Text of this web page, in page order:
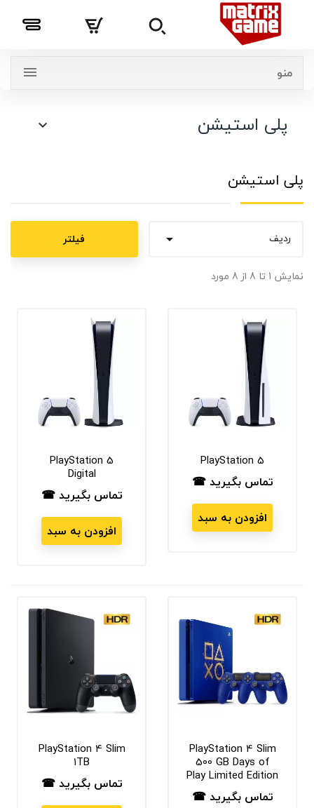
منو
پلی استیشن 
پلی استیشن
ردیف  فیلتر
نمایش 1 تا 8 از 8 مورد
PlayStation 5
قیمت
تماس بگیرید ☎
افزودن به سبد
PlayStation 5
Digital
قیمت
تماس بگیرید ☎
افزودن به سبد
PlayStation 4 Slim
500 GB Days of
Play Limited Edition
قیمت
تماس بگیرید ☎
PlayStation 4 Slim
1TB
قیمت
تماس بگیرید ☎